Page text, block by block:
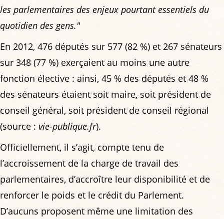
les parlementaires des enjeux pourtant essentiels du
quotidien des gens."
En 2012, 476 députés sur 577 (82 %) et 267 sénateurs
sur 348 (77 %) exerçaient au moins une autre
fonction élective : ainsi, 45 % des députés et 48 %
des sénateurs étaient soit maire, soit président de
conseil général, soit président de conseil régional
(source : vie-publique.fr).
Officiellement, il s’agit, compte tenu de
l’accroissement de la charge de travail des
parlementaires, d’accroître leur disponibilité et de
renforcer le poids et le crédit du Parlement.
D’aucuns proposent même une limitation des